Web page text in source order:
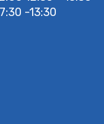
zárva
augusta
7:30 -13:30